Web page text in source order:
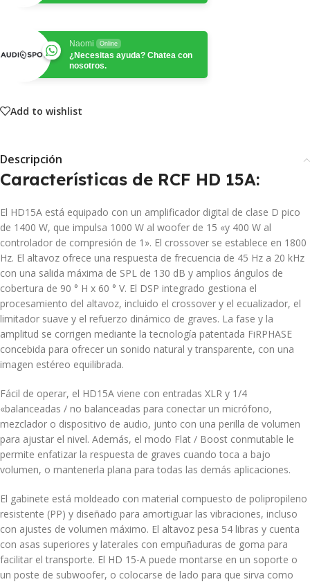
Naomi Online
¿Necesitas ayuda? Chatea con
nosotros.
Add to wishlist
Descripción
Características de RCF HD 15A:
El HD15A está equipado con un amplificador digital de clase D pico
de 1400 W, que impulsa 1000 W al woofer de 15 «y 400 W al
controlador de compresión de 1». El crossover se establece en 1800
Hz. El altavoz ofrece una respuesta de frecuencia de 45 Hz a 20 kHz
con una salida máxima de SPL de 130 dB y amplios ángulos de
cobertura de 90 ° H x 60 ° V. El DSP integrado gestiona el
procesamiento del altavoz, incluido el crossover y el ecualizador, el
limitador suave y el refuerzo dinámico de graves. La fase y la
amplitud se corrigen mediante la tecnología patentada FiRPHASE
concebida para ofrecer un sonido natural y transparente, con una
imagen estéreo equilibrada.
Fácil de operar, el HD15A viene con entradas XLR y 1/4
«balanceadas / no balanceadas para conectar un micrófono,
mezclador o dispositivo de audio, junto con una perilla de volumen
para ajustar el nivel. Además, el modo Flat / Boost conmutable le
permite enfatizar la respuesta de graves cuando toca a bajo
volumen, o mantenerla plana para todas las demás aplicaciones.
El gabinete está moldeado con material compuesto de polipropileno
resistente (PP) y diseñado para amortiguar las vibraciones, incluso
con ajustes de volumen máximo. El altavoz pesa 54 libras y cuenta
con asas superiores y laterales con empuñaduras de goma para
facilitar el transporte. El HD 15-A puede montarse en un soporte o
un poste de subwoofer, o colocarse de lado para que sirva como